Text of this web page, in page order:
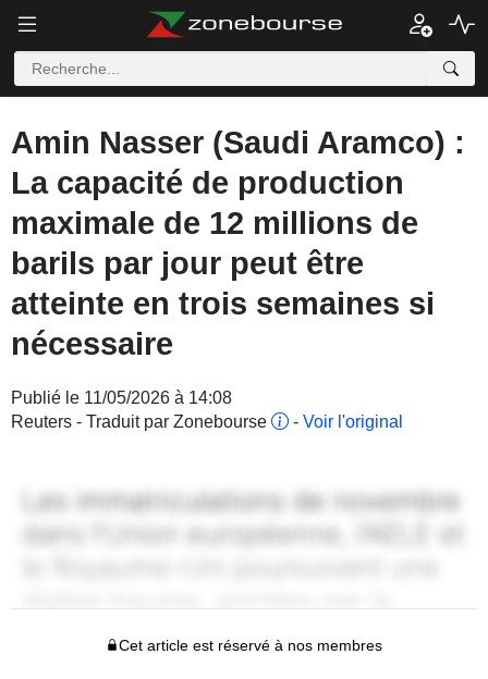
Amin Nasser (Saudi Aramco) :
La capacité de production
maximale de 12 millions de
barils par jour peut être
atteinte en trois semaines si
nécessaire
Publié le 11/05/2026 à 14:08
Reuters - Traduit par Zonebourse
- Voir l'original
Cet article est réservé à nos membres